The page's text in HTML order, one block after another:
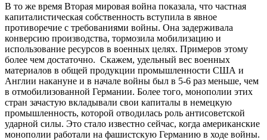
В то же время Вторая мировая война показала, что частная
капиталистическая собственность вступила в явное
противоречие с требованиями войны. Она задерживала
конверсию производства, тормозила мобилизацию и
использование ресурсов в военных целях. Примеров этому
более чем достаточно. Скажем, удельный вес военных
материалов в общей продукции промышленности США и
Англии накануне и в начале войны был в 5-6 раз меньше, чем
в отмобилизованной Германии. Более того, монополии этих
стран зачастую вкладывали свои капиталы в немецкую
промышленность, которой отводилась роль антисоветской
ударной силы. Это стало известно сейчас, когда американские
монополии работали на фашистскую Германию в ходе войны.